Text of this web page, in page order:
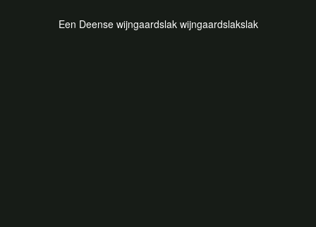
Een Deense wijngaardslak wijngaardslakslak